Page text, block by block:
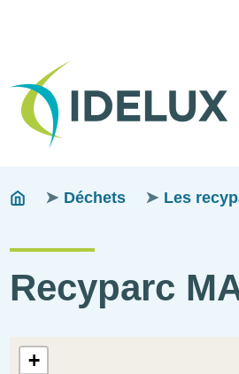
Tête
Fils
You
Déchets Les
Recyparc
Coordonnées
géographiques
+